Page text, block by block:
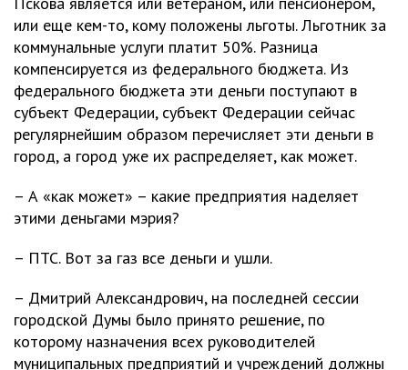
или еще кем-то, кому положены льготы. Льготник за
коммунальные услуги платит 50%. Разница
компенсируется из федерального бюджета. Из
федерального бюджета эти деньги поступают в
субъект Федерации, субъект Федерации сейчас
регулярнейшим образом перечисляет эти деньги в
город, а город уже их распределяет, как может.
– А «как может» – какие предприятия наделяет
этими деньгами мэрия?
– ПТС. Вот за газ все деньги и ушли.
– Дмитрий Александрович, на последней сессии
городской Думы было принято решение, по
которому назначения всех руководителей
муниципальных предприятий и учреждений должны